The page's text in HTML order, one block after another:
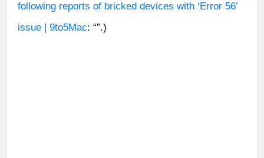
following reports of bricked devices with ‘Error 56’
issue | 9to5Mac: “”.)